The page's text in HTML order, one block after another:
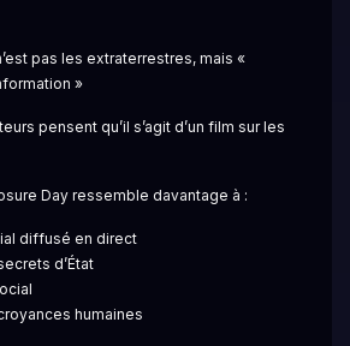
pas les extraterrestres, mais «
»
pensent qu’il s’agit d’un film sur les
Day ressemble davantage à :
diffusé en direct
d’État
humaines